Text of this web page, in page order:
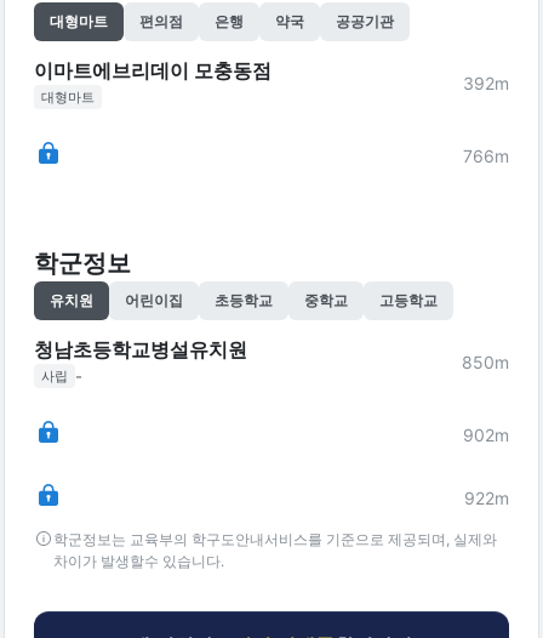
대형마트 편의점 은행 약국 공공기관
이마트에브리데이 모충동점
대형마트
392m
766m
학군정보
유치원 어린이집 초등학교 중학교 고등학교
청남초등학교병설유치원
사립 -
850m
902m
922m
학군정보는 교육부의 학구도안내서비스를 기준으로 제공되며, 실제와
차이가 발생할수 있습니다.